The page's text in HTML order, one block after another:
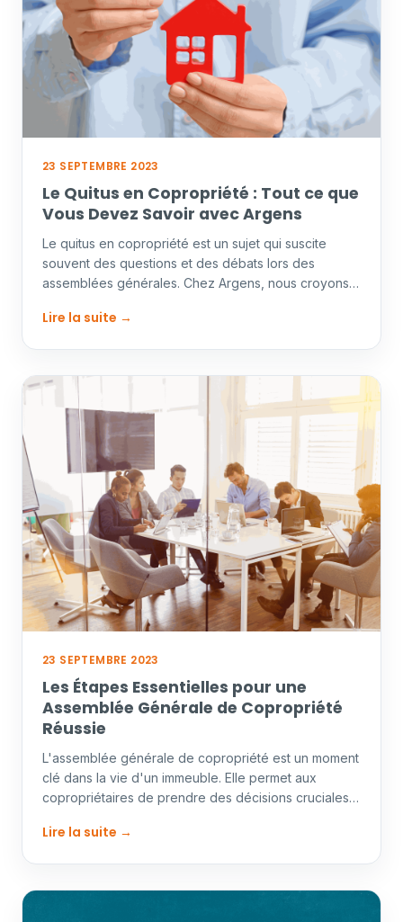
23 SEPTEMBRE 2023
Le Quitus en Copropriété : Tout ce que
Vous Devez Savoir avec Argens
Le quitus en copropriété est un sujet qui suscite
souvent des questions et des débats lors des
assemblées générales. Chez Argens, nous croyons
Lire la suite →
23 SEPTEMBRE 2023
Les Étapes Essentielles pour une
Assemblée Générale de Copropriété
Réussie
L'assemblée générale de copropriété est un moment
clé dans la vie d'un immeuble. Elle permet aux
copropriétaires de prendre des décisions cruciales
Lire la suite →